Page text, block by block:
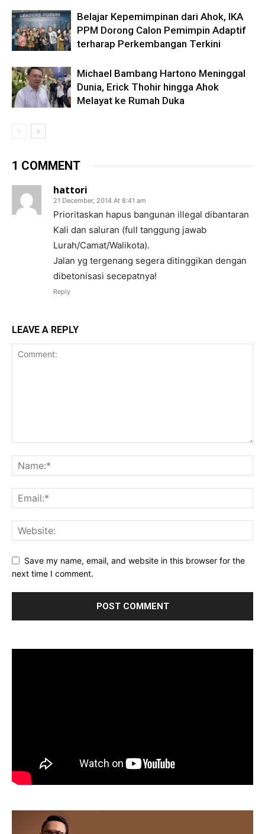
Belajar Kepemimpinan dari Ahok, IKA
PPM Dorong Calon Pemimpin Adaptif
terharap Perkembangan Terkini
Michael Bambang Hartono Meninggal
Dunia, Erick Thohir hingga Ahok
Melayat ke Rumah Duka
1 COMMENT
hattori
21 December, 2014 At 8:41 am
Prioritaskan hapus bangunan illegal dibantaran
Kali dan saluran (full tanggung jawab
Lurah/Camat/Walikota).
Jalan yg tergenang segera ditinggikan dengan
dibetonisasi secepatnya!
Reply
LEAVE A REPLY
Save my name, email, and website in this browser for the
next time I comment.